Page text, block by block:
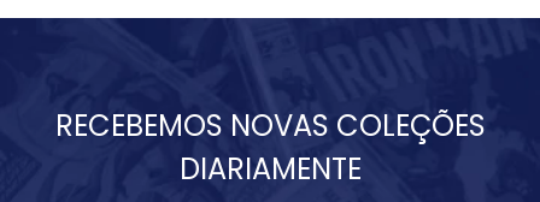
RECEBEMOS NOVAS COLEÇÕES
DIARIAMENTE